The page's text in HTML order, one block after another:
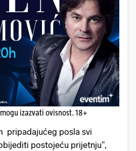
izazvati ovisnost. 18+
pripadajućeg posla svi
postojeću prijetnju",